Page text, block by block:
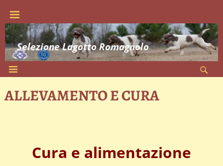
Selezione Lagotto Romagnolo
ALLEVAMENTO E CURA
Cura e alimentazione